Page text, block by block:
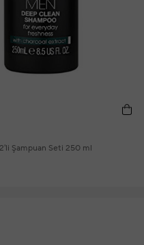
Şampuan Seti 250 ml